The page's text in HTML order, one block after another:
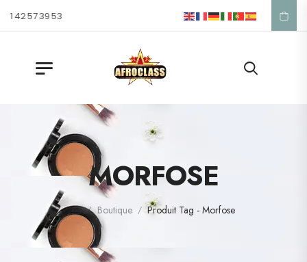
42 57 39 53
MORFOSE
/ Boutique / Produit Tag - Morfose